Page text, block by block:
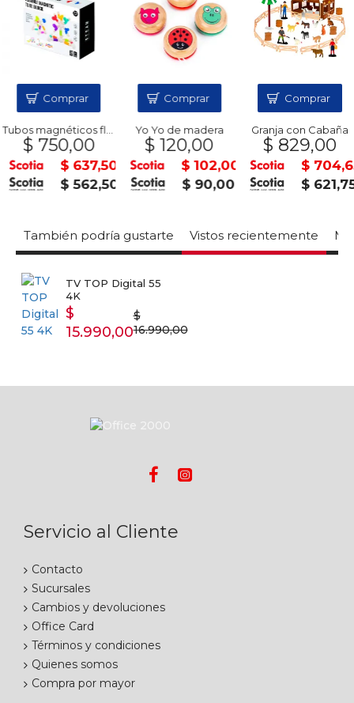
Tubos magnéticos flex
$ 750,00
$ 637,50
$ 562,50
Comprar
Yo Yo de madera
$ 120,00
$ 102,00
$ 90,00
Comprar
Granja con Cabaña
$ 829,00
$
$ 621,75
Comprar
También podría gustarte Vistos recientemente
TV TOP Digital 55
4K
$
15.990,00
$
16.990,00
Servicio al Cliente
Contacto
Sucursales
Cambios y devoluciones
Office Card
Términos y condiciones
Quienes somos
Compra por mayor